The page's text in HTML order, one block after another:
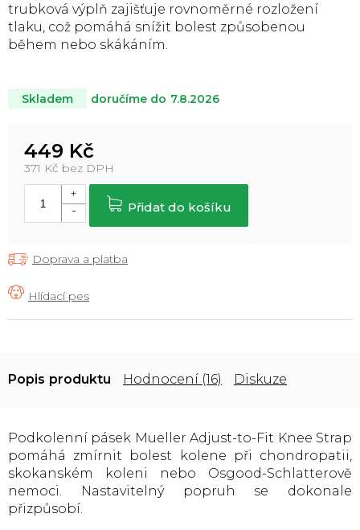
Skladem doručíme do 7.8.2026
449 Kč
371 Kč bez DPH
cena:
Přidat do košíku
trubková výplň zajišťuje rovnoměrné rozložení
tlaku, což pomáhá snížit bolest způsobenou
během nebo skákáním.
Doprava a platba
Popis Hodnocení (16) Diskuze
Podkolenní pásek Mueller Adjust-to-Fit Knee Strap
pomáhá zmírnit bolest kolene při chondropatii,
skokanském koleni nebo Osgood-Schlatterově
nemoci. Nastavitelný popruh se dokonale
přizpůsobí.